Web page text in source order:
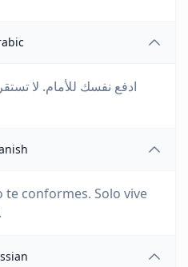
ادفع نفسك للأمام. لا
te conformes. Solo vive